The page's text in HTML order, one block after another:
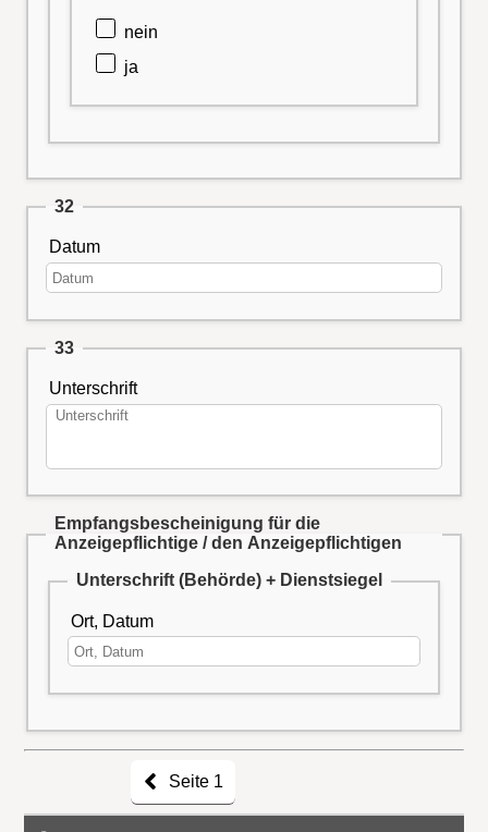
nein
ja
32
Datum
33
Unterschrift
Empfangsbescheinigung für die
Anzeigepflichtige / den Anzeigepflichtigen
Unterschrift (Behörde) + Dienstsiegel
Ort, Datum
Seite 1